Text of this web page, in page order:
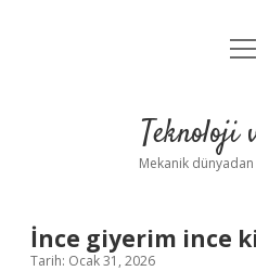
Yasal
Teknoloji
Mekanik
İnce giyerim ince
Tarih: Ocak 31, 2026